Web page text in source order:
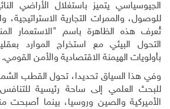
يتميز باستغلال الأراضي النائية التي
التجارية الاستراتيجية، والموارد
الظاهرة باسم"الاستعمار المناخي"،
مع استخراج الموارد بعقلية
الهيمنة الاقتصادية والأمن القومي.
تحديدا، تحول القطب الشمالي من
إلى ساحة رئيسية للتنافس بين
والصين وروسيا، بينما أصبحت مناطق